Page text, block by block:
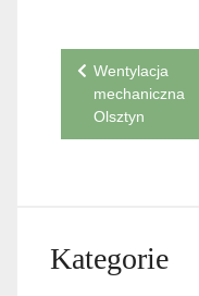
Nawigacja
wpisu
Wentylacja
mechaniczna
Olsztyn
Kategorie